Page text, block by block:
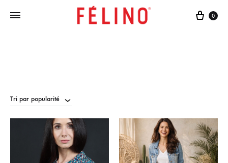
Cart
0
Tri par popularité